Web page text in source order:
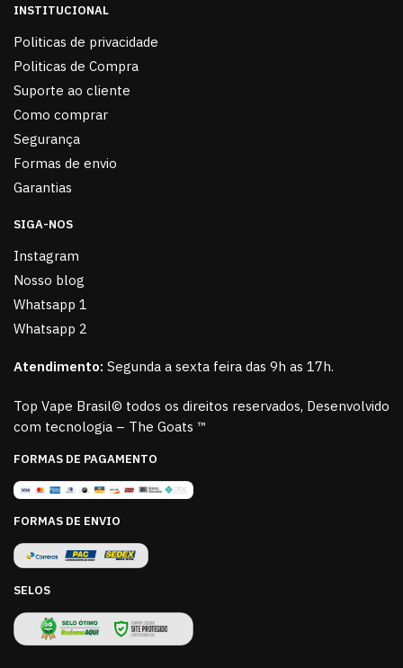
INSTITUCIONAL
Politicas de privacidade
Politicas de Compra
Suporte ao cliente
Como comprar
Segurança
Formas de envio
Garantias
SIGA-NOS
Instagram
Nosso blog
Whatsapp 1
Whatsapp 2
Atendimento: Segunda a sexta feira das 9h as 17h.
Top Vape Brasil© todos os direitos reservados, Desenvolvido
com tecnologia – The Goats ™
FORMAS DE PAGAMENTO
FORMAS DE ENVIO
SELOS